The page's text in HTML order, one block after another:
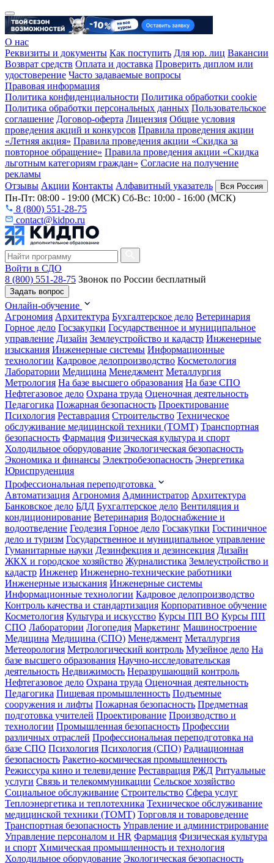
О нас
Реквизиты и документы Как поступить Для юр. лиц Вакансии
Возврат средств Оплата и доставка Проверить диплом или
удостоверение Часто задаваемые вопросы
Правовая информация
Политика конфиденциальности Политика обработки cookie
Политика обработки персональных данных Пользовательское
соглашение Договор-оферта Лицензия Общие условия
проведения акций и конкурсов Правила проведения акции
«Летняя акция» Правила проведения акции «Скидка за
повторное обращение» Правила проведения акции «Скидка
льготным категориям граждан» Согласие на получение
рекламы
Отзывы Акции Контакты Алфавитный указатель Вся Россия
Пн-Пт: 08:00 - 19:00 (МСК) Сб-Вс: 10:00 - 16:00 (МСК)
8 (800) 551-28-75
contact@kidpo.ru
Войти в СДО
8 (800) 551-28-75 Звонок по России бесплатный
Задать вопрос
Онлайн-обучение
Агрономия Архитектура Бухгалтерское дело Ветеринария
Горное дело Госзакупки Государственное и муниципальное
управление Дизайн Землеустройство и кадастр Инженерные
изыскания Инженерные системы Информационные
технологии Кадровое делопроизводство Косметология
Лаборатории Медицина Менеджмент Металлургия
Метрология На базе высшего образования На базе СПО
Нефтегазовое дело Охрана труда Оценочная деятельность
Педагогика Пожарная безопасность Проектирование
Психология Реставрация Строительство Техническое
обслуживание медицинской техники (ТОМТ) Транспортная
безопасность Фармация Физическая культура и спорт
Холодильное оборудование Экологическая безопасность
Экономика и финансы Электробезопасность Энергетика
Юриспруденция
Профессиональная переподготовка
Автоматизация Агрономия Администратор Архитектура
Банковское дело БДД Бухгалтерское дело Вентиляция и
кондиционирование Ветеринария Водоснабжение и
водоотведение Геодезия Горное дело Госзакупки Гостиничное
дело и туризм Государственное и муниципальное управление
Гуманитарные науки Дезинфекция и дезинсекция Дизайн
ЖКХ и городское хозяйство Журналистика Землеустройство и
кадастр Инженер Инженерно-технические работники
Инженерные изыскания Инженерные системы
Информационные технологии Кадровое делопроизводство
Контроль качества и стандартизация Корпоративное обучение
Косметология Культура и искусство Курсы ПП ВО Курсы ПП
СПО Лаборатории Логопедия Маркетинг Машиностроение
Медицина Медицина (СПО) Менеджмент Металлургия
Метеорология Метрологический контроль Музейное дело На
базе высшего образования Научно-исследовательская
деятельность Недвижимость Неразрушающий контроль
Нефтегазовое дело Охрана труда Оценочная деятельность
Педагогика Пищевая промышленность Подъемные
сооружения и лифты Пожарная безопасность Предметная
подготовка учителей Проектирование Производство и
технологии Промышленная безопасность Профессии
различных отраслей Профессиональная переподготовка на
базе СПО Психология Психология (СПО) Радиационная
безопасность Ракетно-космическая промышленность
Режиссура кино и телевидение Реставрация РЖД Ритуальные
услуги Связь и телекоммуникации Сельское хозяйство
Социальное обслуживание Строительство Сфера услуг
Теплоэнергетика и теплотехника Техническое обслуживание
медицинской техники (ТОМТ) Торговля и товароведение
Транспортная безопасность Управление и администрирование
Управление персоналом и HR Фармация Физическая культура
и спорт Химическая промышленность и технология
Холодильное оборудование Экологическая безопасность